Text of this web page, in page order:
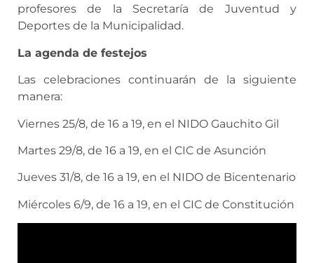
profesores de la Secretaría de Juventud y
Deportes de la Municipalidad.
La agenda de festejos
Las celebraciones continuarán de la siguiente
manera:
Viernes 25/8, de 16 a 19, en el NIDO Gauchito Gil
Martes 29/8, de 16 a 19, en el CIC de Asunción
Jueves 31/8, de 16 a 19, en el NIDO de Bicentenario
Miércoles 6/9, de 16 a 19, en el CIC de Constitución